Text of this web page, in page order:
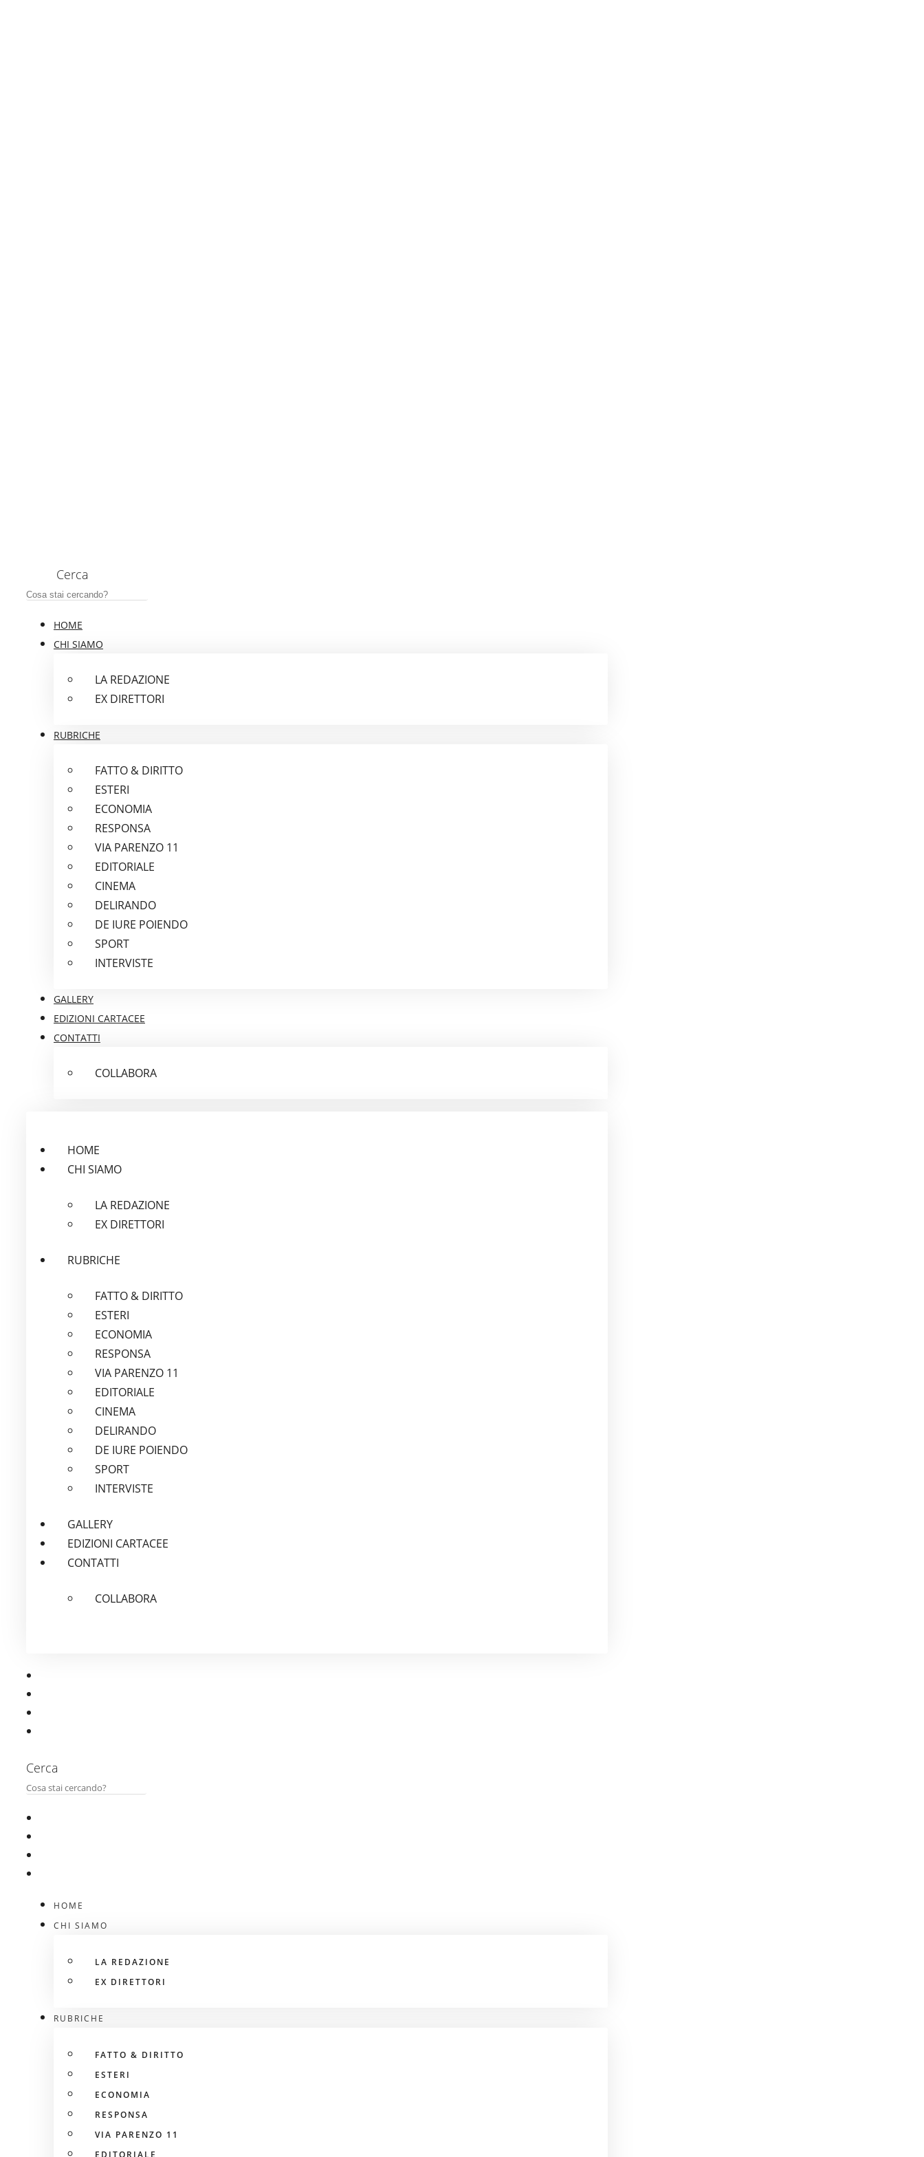
Cerca
HOME
CHI SIAMO
LA REDAZIONE
EX DIRETTORI
RUBRICHE
FATTO & DIRITTO
ESTERI
ECONOMIA
RESPONSA
VIA PARENZO 11
EDITORIALE
CINEMA
DELIRANDO
DE IURE POIENDO
SPORT
INTERVISTE
GALLERY
EDIZIONI CARTACEE
CONTATTI
COLLABORA
HOME
CHI SIAMO
LA REDAZIONE
EX DIRETTORI
RUBRICHE
FATTO & DIRITTO
ESTERI
ECONOMIA
RESPONSA
VIA PARENZO 11
EDITORIALE
CINEMA
DELIRANDO
DE IURE POIENDO
SPORT
INTERVISTE
GALLERY
EDIZIONI CARTACEE
CONTATTI
COLLABORA
Cerca
HOME
CHI SIAMO
LA REDAZIONE
EX DIRETTORI
RUBRICHE
FATTO & DIRITTO
ESTERI
ECONOMIA
RESPONSA
VIA PARENZO 11
EDITORIALE